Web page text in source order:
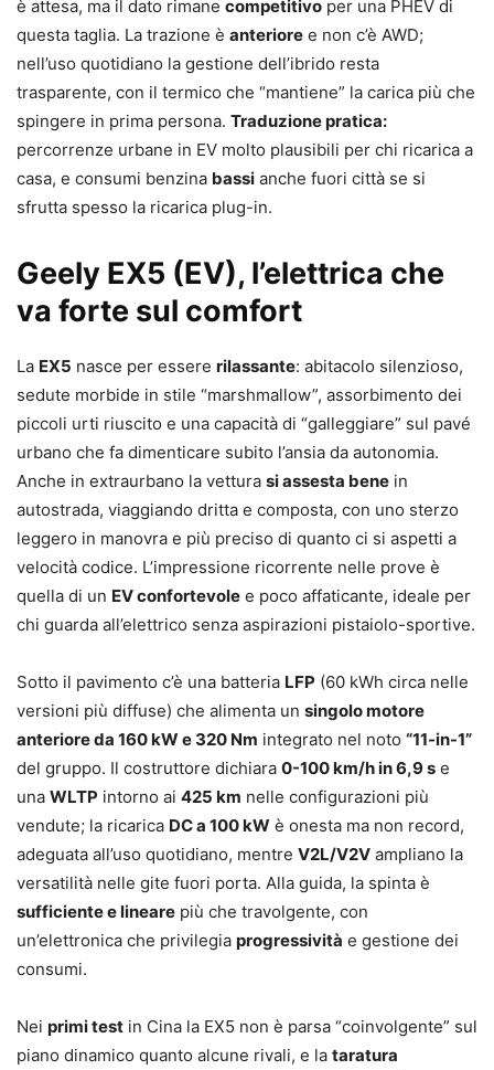
è attesa, ma il dato rimane competitivo per una PHEV di
questa taglia. La trazione è anteriore e non c’è AWD;
nell’uso quotidiano la gestione dell’ibrido resta
trasparente, con il termico che “mantiene” la carica più che
spingere in prima persona. Traduzione pratica:
percorrenze urbane in EV molto plausibili per chi ricarica a
casa, e consumi benzina bassi anche fuori città se si
sfrutta spesso la ricarica plug-in.
Geely EX5 (EV), l’elettrica che
va forte sul comfort
La EX5 nasce per essere rilassante: abitacolo silenzioso,
sedute morbide in stile “marshmallow”, assorbimento dei
piccoli urti riuscito e una capacità di “galleggiare” sul pavé
urbano che fa dimenticare subito l’ansia da autonomia.
Anche in extraurbano la vettura si assesta bene in
autostrada, viaggiando dritta e composta, con uno sterzo
leggero in manovra e più preciso di quanto ci si aspetti a
velocità codice. L’impressione ricorrente nelle prove è
quella di un EV confortevole e poco affaticante, ideale per
chi guarda all’elettrico senza aspirazioni pistaiolo-sportive.
Sotto il pavimento c’è una batteria LFP (60 kWh circa nelle
versioni più diffuse) che alimenta un singolo motore
anteriore da 160 kW e 320 Nm integrato nel noto “11-in-1”
del gruppo. Il costruttore dichiara 0-100 km/h in 6,9 s e
una WLTP intorno ai 425 km nelle configurazioni più
vendute; la ricarica DC a 100 kW è onesta ma non record,
adeguata all’uso quotidiano, mentre V2L/V2V ampliano la
versatilità nelle gite fuori porta. Alla guida, la spinta è
sufficiente e lineare più che travolgente, con
un’elettronica che privilegia progressività e gestione dei
consumi.
Nei primi test in Cina la EX5 non è parsa “coinvolgente” sul
piano dinamico quanto alcune rivali, e la taratura